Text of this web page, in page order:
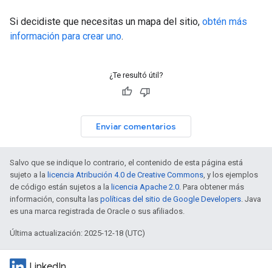
Si decidiste que necesitas un mapa del sitio, obtén más
información para crear uno.
¿Te resultó útil?
Enviar comentarios
Salvo que se indique lo contrario, el contenido de esta página está
sujeto a la licencia Atribución 4.0 de Creative Commons, y los ejemplos
de código están sujetos a la licencia Apache 2.0. Para obtener más
información, consulta las políticas del sitio de Google Developers. Java
es una marca registrada de Oracle o sus afiliados.
Última actualización: 2025-12-18 (UTC)